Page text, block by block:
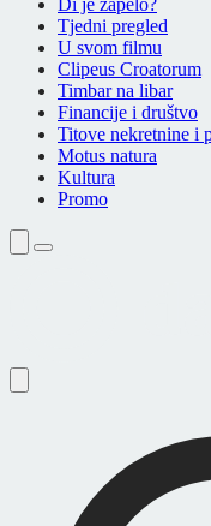
Di je zapelo?
Tjedni pregled
U svom filmu
Clipeus Croatorum
Timbar na libar
Financije i društvo
Titove nekretnine i
Motus natura
Kultura
Promo